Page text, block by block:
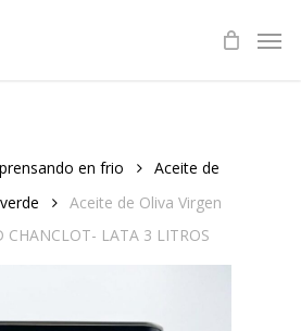
en frio
Aceite de
Aceite de Oliva Virgen
CHANCLOT- LATA 3 LITROS